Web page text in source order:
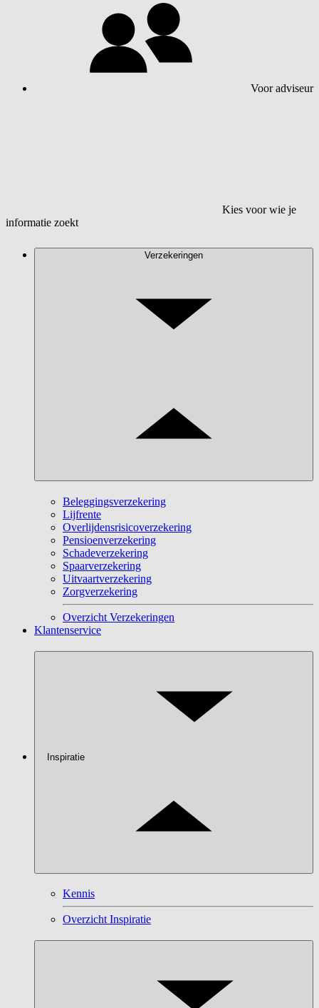
Voor adviseur
Kies voor wie je
informatie zoekt
Verzekeringen
Beleggingsverzekering
Lijfrente
Overlijdensrisicoverzekering
Pensioenverzekering
Schadeverzekering
Spaarverzekering
Uitvaartverzekering
Zorgverzekering
Overzicht Verzekeringen
Klantenservice
Inspiratie
Kennis
Overzicht Inspiratie